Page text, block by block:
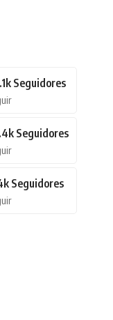
Seguidores
Seguidores
Seguidores